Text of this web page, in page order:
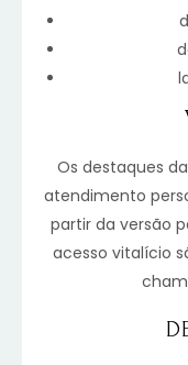
Os destaques
atendimento
partir da versão
acesso vitalício